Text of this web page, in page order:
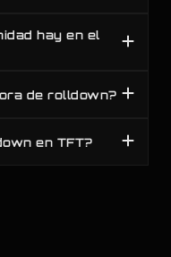
hay en el
de rolldown?
en TFT?